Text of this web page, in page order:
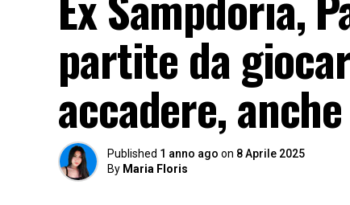
partite da
accadere,
Published 1 anno ago on 8 Aprile 2025
By Maria Floris